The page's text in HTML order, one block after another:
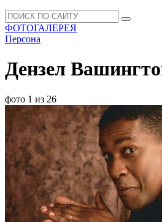
ФОТОГАЛЕРЕЯ
Персона
Дензел
фото 1 из 26